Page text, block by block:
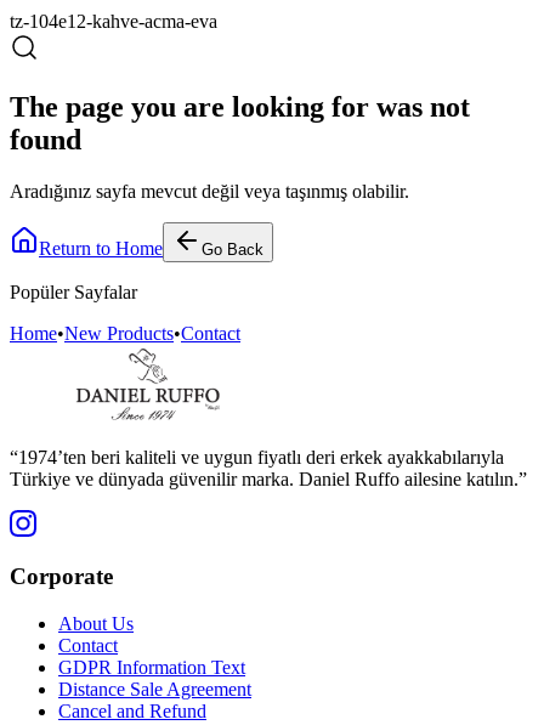
tz-104e12-kahve-acma-eva
The page you are looking for was not
found
Aradığınız sayfa mevcut değil veya taşınmış olabilir.
Return to Home Go Back
Popüler Sayfalar
Home•New Products•Contact
“1974’ten beri kaliteli ve uygun fiyatlı deri erkek ayakkabılarıyla
Türkiye ve dünyada güvenilir marka. Daniel Ruffo ailesine katılın.”
Corporate
About Us
Contact
GDPR Information Text
Distance Sale Agreement
Cancel and Refund